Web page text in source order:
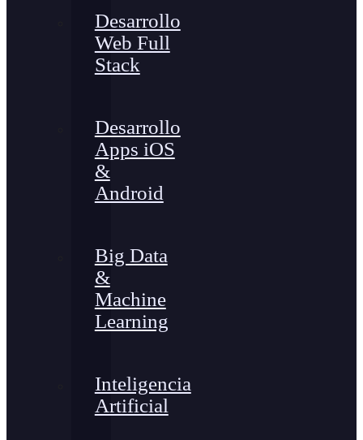
Desarrollo
Web Full
Stack
Desarrollo
Apps iOS
&
Android
Big Data
&
Machine
Learning
Inteligencia
Artificial